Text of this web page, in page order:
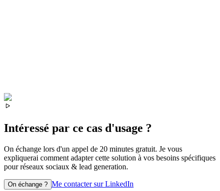
Intéressé par ce cas d'usage ?
On échange lors d'un appel de 20 minutes gratuit. Je vous
expliquerai comment adapter cette solution à vos besoins spécifiques
pourréseaux sociaux & lead generation.
On échange ? Me contacter sur LinkedIn